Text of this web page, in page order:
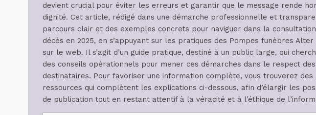
devient crucial pour éviter les erreurs et garantir que le message rende
dignité. Cet article, rédigé dans une démarche professionnelle et
parcours clair et des exemples concrets pour naviguer dans la
décès en 2025, en s’appuyant sur les pratiques des Pompes funèbres
sur le web. Il s’agit d’un guide pratique, destiné à un public large, qui
des conseils opérationnels pour mener ces démarches dans le respect
destinataires. Pour favoriser une information complète, vous trouverez
ressources qui complètent les explications ci-dessous, afin d’élargir les
de publication tout en restant attentif à la véracité et à l’éthique de